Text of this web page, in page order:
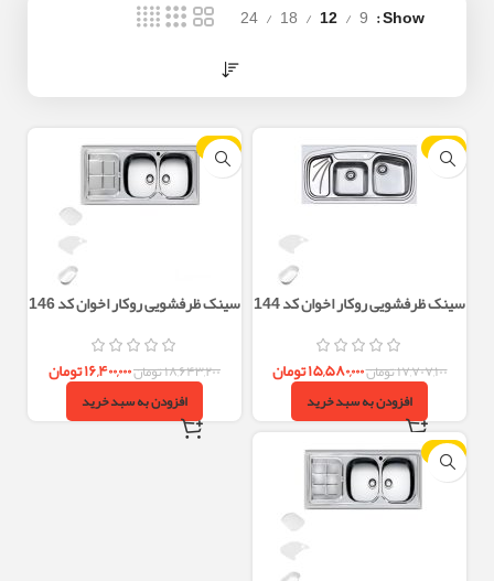
Show
9
12
18
24
-12%
سینک ظرفشویی روکار اخوان کد 144
۱۷,۷۰۷,۱۰۰تومان۱۵,۵۸۰,۰۰۰تومان
افزودن به سبد خرید
-12%
سینک ظرفشویی روکار اخوان کد 146
۱۸,۶۴۳,۲۰۰تومان۱۶,۴۰۰,۰۰۰تومان
افزودن به سبد خرید
-12%